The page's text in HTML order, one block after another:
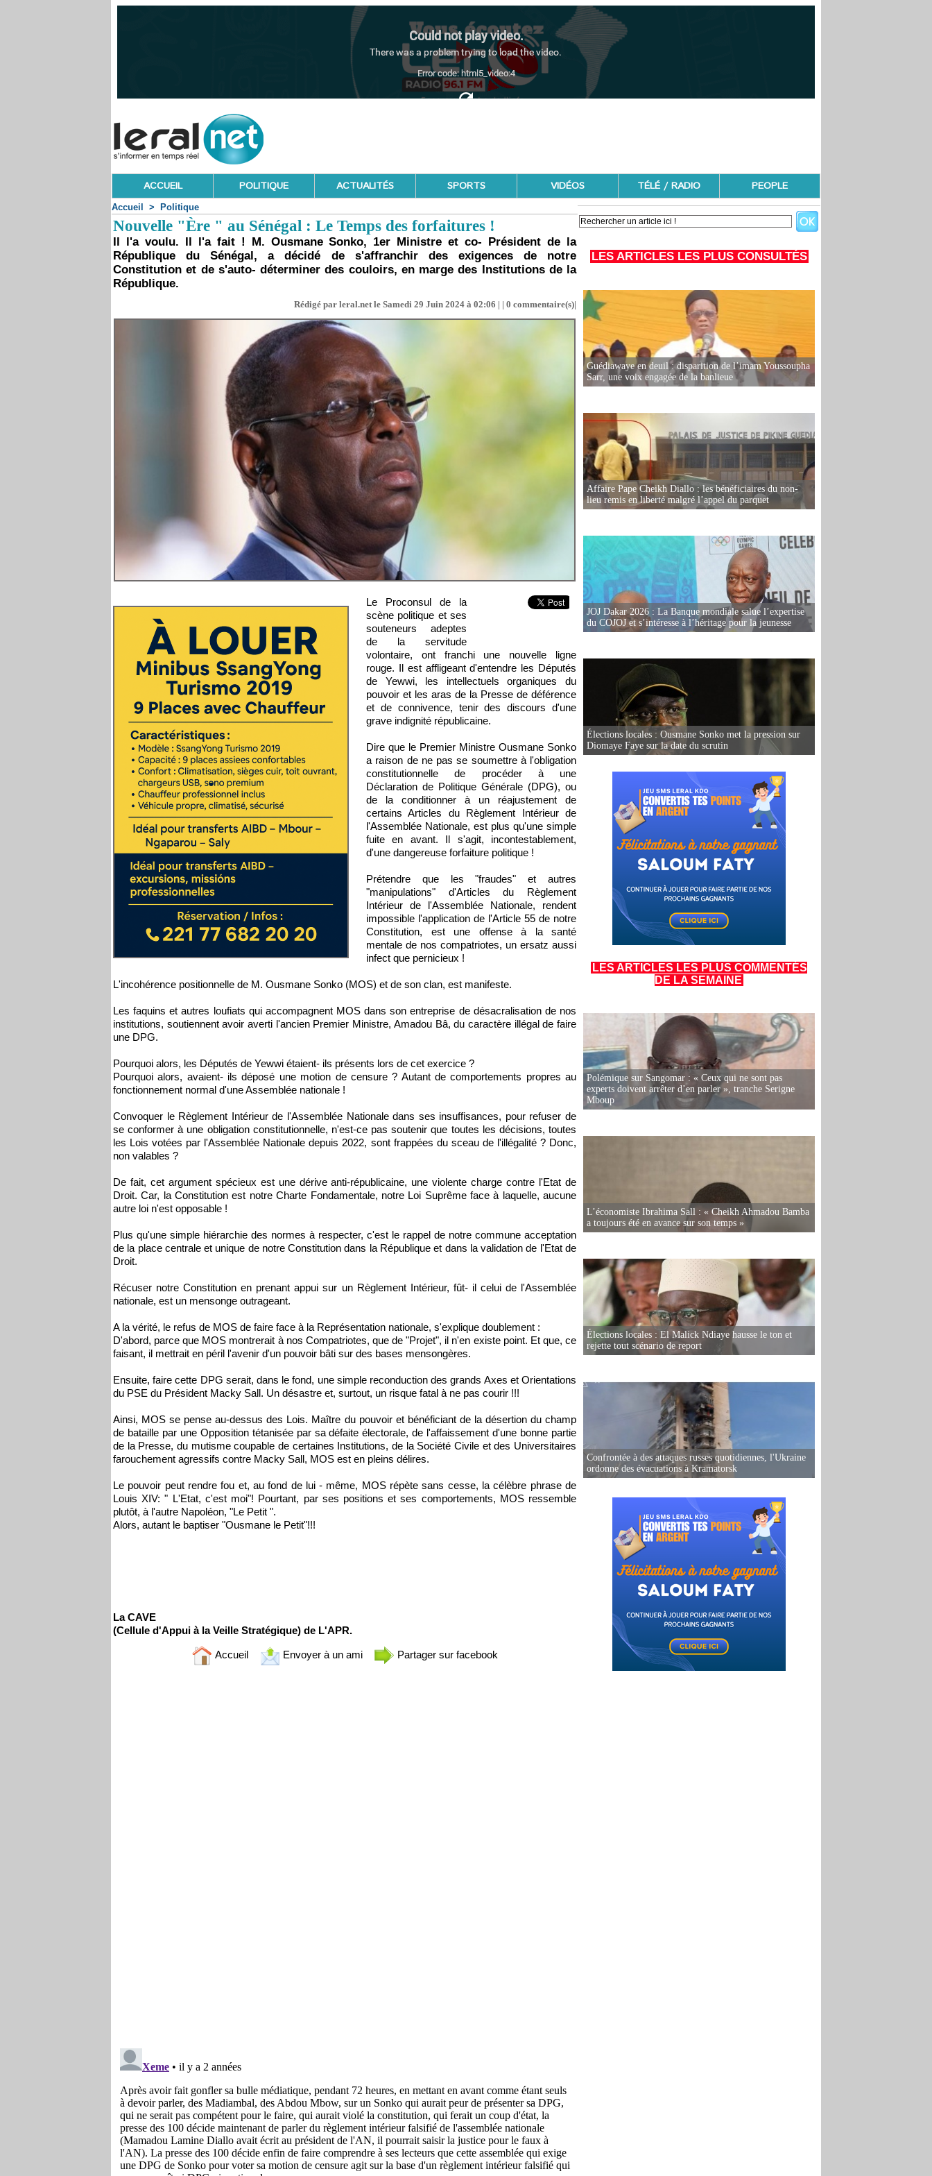
ACCUEIL POLITIQUE ACTUALITÉS SPORTS VIDÉOS TÉLÉ / RADIO PEOPLE
Accueil > Politique
Nouvelle "Ère " au Sénégal : Le Temps des forfaitures !
Il l'a voulu. Il l'a fait ! M. Ousmane Sonko, 1er Ministre et co- Président de la
République du Sénégal, a décidé de s'affranchir des exigences de notre
Constitution et de s'auto- déterminer des couloirs, en marge des Institutions de la
République.
Rédigé par leral.net le Samedi 29 Juin 2024 à 02:06 | | 0 commentaire(s)|
Le Proconsul de la
scène politique et ses
souteneurs adeptes
de la servitude
volontaire, ont franchi une nouvelle ligne
rouge. Il est affligeant d'entendre les Députés
de Yewwi, les intellectuels organiques du
pouvoir et les aras de la Presse de déférence
et de connivence, tenir des discours d'une
grave indignité républicaine.
Dire que le Premier Ministre Ousmane Sonko
a raison de ne pas se soumettre à l'obligation
constitutionnelle de procéder à une
Déclaration de Politique Générale (DPG), ou
de la conditionner à un réajustement de
certains Articles du Règlement Intérieur de
l'Assemblée Nationale, est plus qu'une simple
fuite en avant. Il s'agit, incontestablement,
d'une dangereuse forfaiture politique !
Prétendre que les "fraudes" et autres
"manipulations" d'Articles du Règlement
Intérieur de l'Assemblée Nationale, rendent
impossible l'application de l'Article 55 de notre
Constitution, est une offense à la santé
mentale de nos compatriotes, un ersatz aussi
infect que pernicieux !
L'incohérence positionnelle de M. Ousmane Sonko (MOS) et de son clan, est manifeste.
Les faquins et autres loufiats qui accompagnent MOS dans son entreprise de désacralisation de nos
institutions, soutiennent avoir averti l'ancien Premier Ministre, Amadou Bâ, du caractère illégal de faire
une DPG.
Pourquoi alors, les Députés de Yewwi étaient- ils présents lors de cet exercice ?
Pourquoi alors, avaient- ils déposé une motion de censure ? Autant de comportements propres au
fonctionnement normal d'une Assemblée nationale !
Convoquer le Règlement Intérieur de l'Assemblée Nationale dans ses insuffisances, pour refuser de
se conformer à une obligation constitutionnelle, n'est-ce pas soutenir que toutes les décisions, toutes
les Lois votées par l'Assemblée Nationale depuis 2022, sont frappées du sceau de l'illégalité ? Donc,
non valables ?
De fait, cet argument spécieux est une dérive anti-républicaine, une violente charge contre l'Etat de
Droit. Car, la Constitution est notre Charte Fondamentale, notre Loi Suprême face à laquelle, aucune
autre loi n'est opposable !
Plus qu'une simple hiérarchie des normes à respecter, c'est le rappel de notre commune acceptation
de la place centrale et unique de notre Constitution dans la République et dans la validation de l'Etat de
Droit.
Récuser notre Constitution en prenant appui sur un Règlement Intérieur, fût- il celui de l'Assemblée
nationale, est un mensonge outrageant.
A la vérité, le refus de MOS de faire face à la Représentation nationale, s'explique doublement :
D'abord, parce que MOS montrerait à nos Compatriotes, que de "Projet", il n'en existe point. Et que, ce
faisant, il mettrait en péril l'avenir d'un pouvoir bâti sur des bases mensongères.
Ensuite, faire cette DPG serait, dans le fond, une simple reconduction des grands Axes et Orientations
du PSE du Président Macky Sall. Un désastre et, surtout, un risque fatal à ne pas courir !!!
Ainsi, MOS se pense au-dessus des Lois. Maître du pouvoir et bénéficiant de la désertion du champ
de bataille par une Opposition tétanisée par sa défaite électorale, de l'affaissement d'une bonne partie
de la Presse, du mutisme coupable de certaines Institutions, de la Société Civile et des Universitaires
farouchement agressifs contre Macky Sall, MOS est en pleins délires.
Le pouvoir peut rendre fou et, au fond de lui - même, MOS répète sans cesse, la célèbre phrase de
Louis XIV: " L'Etat, c'est moi"! Pourtant, par ses positions et ses comportements, MOS ressemble
plutôt, à l'autre Napoléon, "Le Petit ".
Alors, autant le baptiser "Ousmane le Petit"!!!
La CAVE
(Cellule d'Appui à la Veille Stratégique) de L'APR.
Accueil Envoyer à un ami Partager sur facebook
LES ARTICLES LES PLUS CONSULTÉS
Guédiawaye en deuil : disparition de l’imam Youssoupha
Sarr, une voix engagée de la banlieue
Affaire Pape Cheikh Diallo : les bénéficiaires du non-
lieu remis en liberté malgré l’appel du parquet
JOJ Dakar 2026 : La Banque mondiale salue l’expertise
du COJOJ et s’intéresse à l’héritage pour la jeunesse
Élections locales : Ousmane Sonko met la pression sur
Diomaye Faye sur la date du scrutin
LES ARTICLES LES PLUS COMMENTÉS
DE LA SEMAINE
Polémique sur Sangomar : « Ceux qui ne sont pas
experts doivent arrêter d’en parler », tranche Serigne
Mboup
L’économiste Ibrahima Sall : « Cheikh Ahmadou Bamba
a toujours été en avance sur son temps »
Élections locales : El Malick Ndiaye hausse le ton et
rejette tout scénario de report
Confrontée à des attaques russes quotidiennes, l'Ukraine
ordonne des évacuations à Kramatorsk